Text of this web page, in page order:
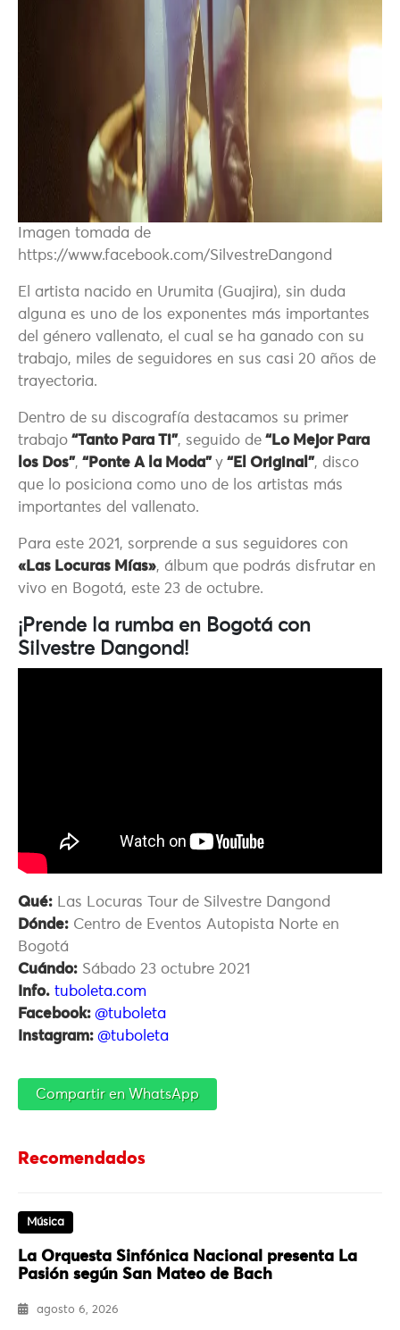
Imagen tomada de
https://www.facebook.com/SilvestreDangond
El artista nacido en Urumita (Guajira), sin duda
alguna es uno de los exponentes más importantes
del género vallenato, el cual se ha ganado con su
trabajo, miles de seguidores en sus casi 20 años de
trayectoria.
Dentro de su discografía destacamos su primer
trabajo “Tanto Para Ti”, seguido de “Lo Mejor Para
los Dos”, “Ponte A la Moda” y “El Original”, disco
que lo posiciona como uno de los artistas más
importantes del vallenato.
Para este 2021, sorprende a sus seguidores con
«Las Locuras Mías», álbum que podrás disfrutar en
vivo en Bogotá, este 23 de octubre.
¡Prende la rumba en Bogotá con
Silvestre Dangond!
Qué: Las Locuras Tour de Silvestre Dangond
Dónde: Centro de Eventos Autopista Norte en
Bogotá
Cuándo: Sábado 23 octubre 2021
Info. tuboleta.com
Facebook: @tuboleta
Instagram: @tuboleta
Compartir en WhatsApp
Recomendados
Música
La Orquesta Sinfónica Nacional presenta La
Pasión según San Mateo de Bach
agosto 6, 2026